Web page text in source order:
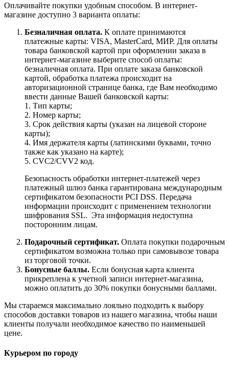
Оплачивайте покупки удобным способом. В интернет-
магазине доступно 3 варианта оплаты:
Безналичная оплата. К оплате принимаются
платежные карты: VISA, MasterCard, МИР. Для оплаты
товара банковской картой при оформлении заказа в
интернет-магазине выберите способ оплаты:
безналичная оплата. При оплате заказа банковской
картой, обработка платежа происходит на
авторизационной странице банка, где Вам необходимо
ввести данные Вашей банковской карты:
1. Тип карты;
2. Номер карты;
3. Срок действия карты (указан на лицевой стороне
карты);
4. Имя держателя карты (латинскими буквами, точно
также как указано на карте);
5. CVC2/CVV2 код.
Безопасность обработки интернет-платежей через
платежный шлюз банка гарантирована международным
сертификатом безопасности PCI DSS. Передача
информации происходит с применением технологии
шифрования SSL. Эта информация недоступна
посторонним лицам.
Подарочный сертификат. Оплата покупки подарочным
сертификатом возможна только при самовывозе товара
из торговой точки.
Бонусные баллы. Если бонусная карта клиента
прикреплена к учетной записи интернет-магазина,
можно оплатить до 30% покупки бонусными баллами.
Мы стараемся максимально лояльно подходить к выбору
способов доставки товаров из нашего магазина, чтобы наши
клиенты получали необходимое качество по наименьшей
цене.
Курьером по городу